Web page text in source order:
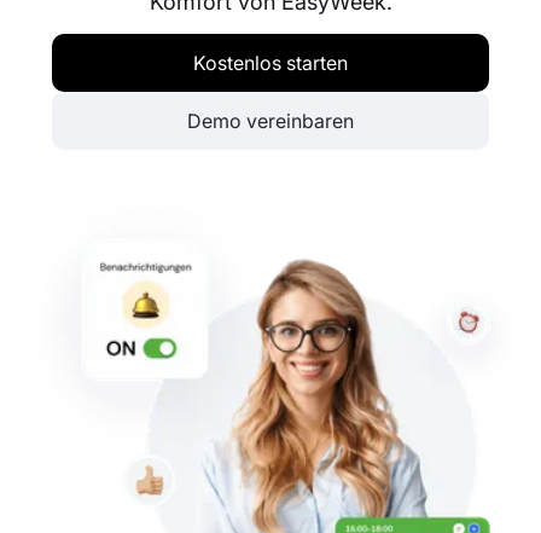
Kostenlos starten
Demo vereinbaren